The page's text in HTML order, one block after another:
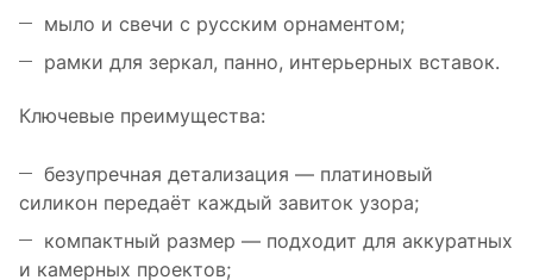
мыло и свечи с русским орнаментом;
рамки для зеркал, панно, интерьерных вставок.
Ключевые преимущества:
безупречная детализация — платиновый
силикон передаёт каждый завиток узора;
компактный размер — подходит для аккуратных
и камерных проектов;